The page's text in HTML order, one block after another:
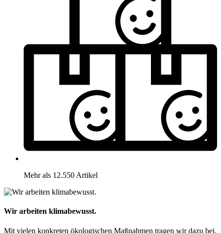
Mehr als 12.550 Artikel
Wir arbeiten klimabewusst.
Mit vielen konkreten ökologischen Maßnahmen tragen wir dazu bei,